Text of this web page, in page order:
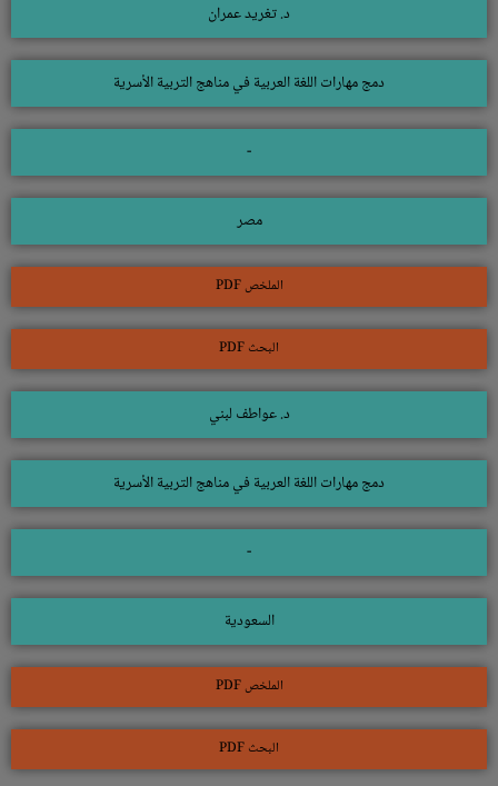
د. تغريد عمران
دمج مهارات اللغة العربية في مناهج التربية الأسرية
-
مصر
الملخص PDF
البحث PDF
د. عواطف لبني
دمج مهارات اللغة العربية في مناهج التربية الأسرية
-
السعودية
الملخص PDF
البحث PDF